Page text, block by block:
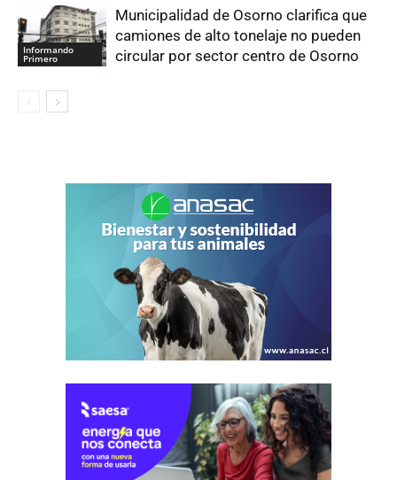
Informando
Primero
Municipalidad de Osorno clarifica que
camiones de alto tonelaje no pueden
circular por sector centro de Osorno